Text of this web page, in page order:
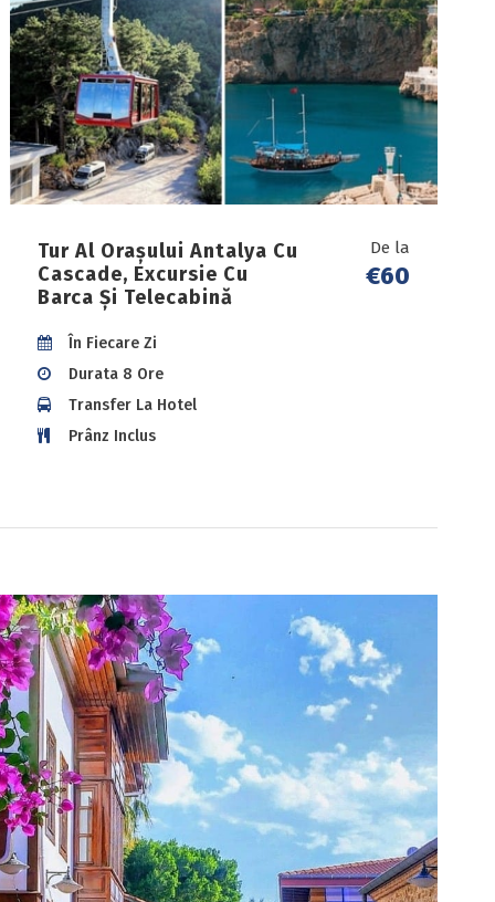
Tur Al Orașului Antalya Cu
Cascade, Excursie Cu
Barca Și Telecabină
De la
€60
În Fiecare Zi
Durata 8 Ore
Transfer La Hotel
Prânz Inclus